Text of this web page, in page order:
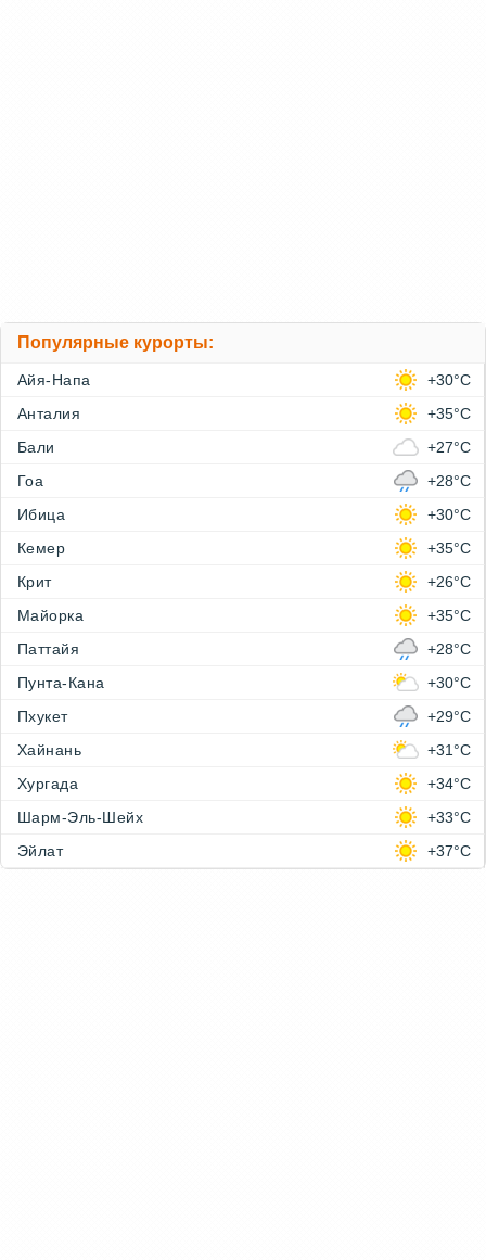
Популярные курорты:
Айя-Напа
+30°C
Анталия
+35°C
Бали
+27°C
Гоа
+28°C
Ибица
+30°C
Кемер
+35°C
Крит
+26°C
Майорка
+35°C
Паттайя
+28°C
Пунта-Кана
+30°C
Пхукет
+29°C
Хайнань
+31°C
Хургада
+34°C
Шарм-Эль-Шейх
+33°C
Эйлат
+37°C